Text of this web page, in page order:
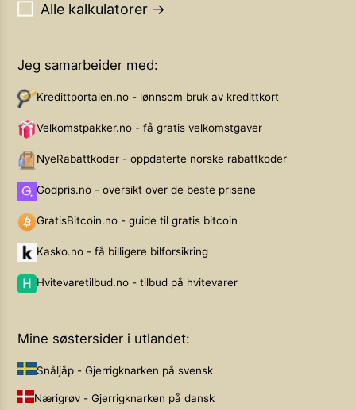
Alle kalkulatorer →
Jeg samarbeider med:
Kredittportalen.no - lønnsom bruk av kredittkort
Velkomstpakker.no - få gratis velkomstgaver
NyeRabattkoder - oppdaterte norske rabattkoder
Godpris.no - oversikt over de beste prisene
GratisBitcoin.no - guide til gratis bitcoin
Kasko.no - få billigere bilforsikring
Hvitevaretilbud.no - tilbud på hvitevarer
Mine søstersider i utlandet:
Snåljåp - Gjerrigknarken på svensk
Nærigrøv - Gjerrigknarken på dansk